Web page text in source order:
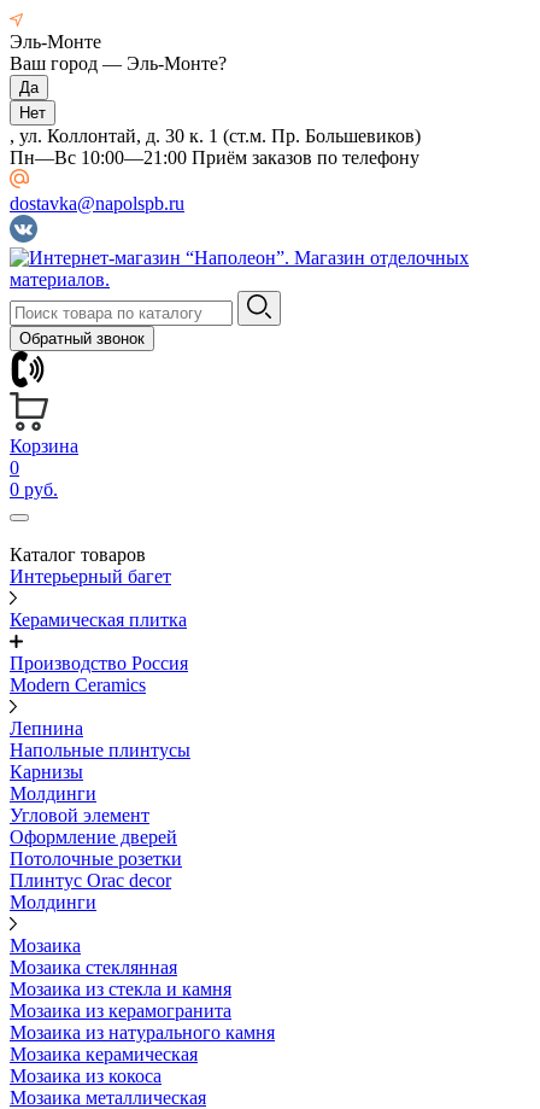
Эль-Монте
Ваш город — Эль-Монте?
, ул. Коллонтай, д. 30 к. 1 (ст.м. Пр. Большевиков)
Пн—Вс 10:00—21:00 Приём заказов по телефону
dostavka@napolspb.ru
Обратный звонок
Корзина
0
0 руб.
Каталог товаров
Интерьерный багет
Керамическая плитка
Производство Россия
Modern Ceramics
Лепнина
Напольные плинтусы
Карнизы
Молдинги
Угловой элемент
Оформление дверей
Потолочные розетки
Плинтус Orac decor
Молдинги
Мозаика
Мозаика стеклянная
Мозаика из стекла и камня
Мозаика из керамогранита
Мозаика из натурального камня
Мозаика керамическая
Мозаика из кокоса
Мозаика металлическая